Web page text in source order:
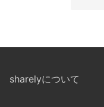
sharelyについて